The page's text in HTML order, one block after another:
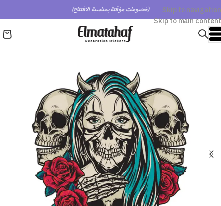
Skip to navigation
Skip to main content
(خصومات مؤقتة بمناسبة الافتتاح)